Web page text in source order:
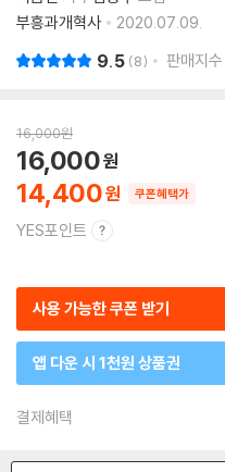
부흥과개혁사
2020.07.09.
9.5 8 판매지수
16,000원
14,400
16,000
쿠폰혜택가
YES포인트
사용 가능한 쿠폰 받기
앱 다운 시 1천원 상품권
결제혜택